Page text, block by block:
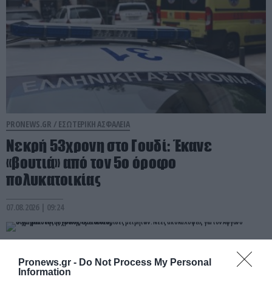
Pronews.gr - Do Not Process My Personal
Information
PRONEWS.GR / ΕΣΩΤΕΡΙΚΗ ΑΣΦΑΛΕΙΑ
Νεκρή 53χρονη στο Γουδί: Έκανε
«βουτιά» από τον 5ο όροφο
πολυκατοικίας
07.08.2026 | 09:24